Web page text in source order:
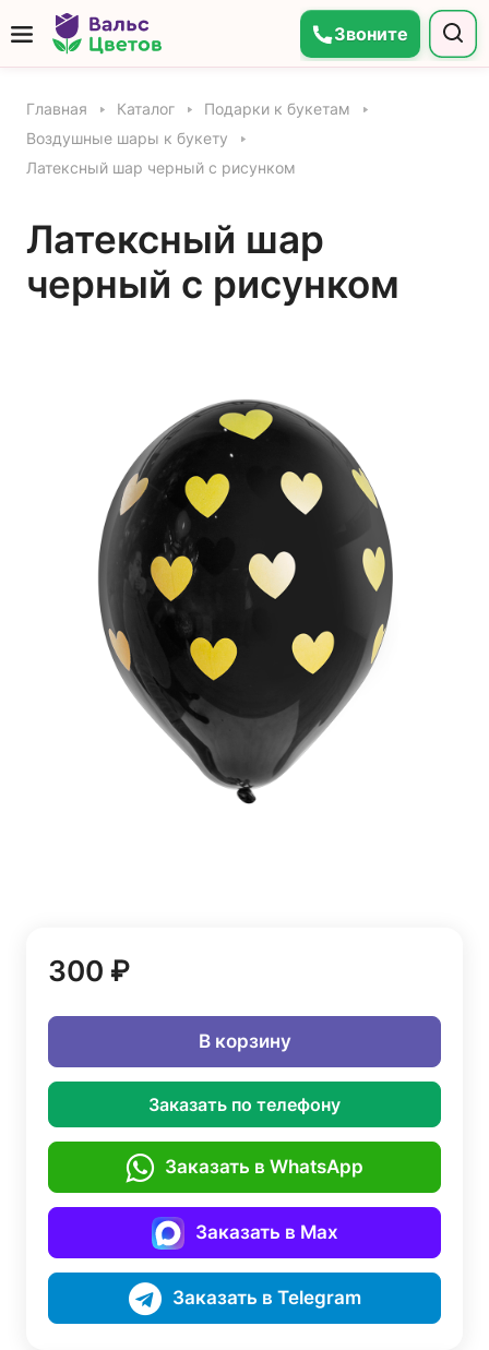
Звоните
Главная Каталог
Подарки к букетам
Воздушные шары к букету
Латексный шар черный с рисунком
Латексный шар
черный с рисунком
300 ₽
В корзину
Заказать по телефону
Заказать в WhatsApp
Заказать в Max
Заказать в Telegram